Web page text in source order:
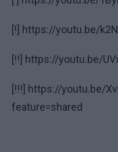
[!] https://youtu.be/
[!!] https://youtu.be/
[!!!] https://youtu.be/
feature=shared